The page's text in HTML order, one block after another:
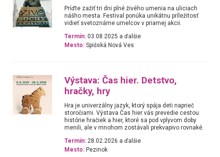
Príďte zažiť tri dni plné živého umenia na uliciach
nášho mesta. Festival ponúka unikátnu príležitosť
vidieť svetoznáme umelcov v priamej akcii.
Termín: 03.08.2025 a ďalšie
Mesto: Spišská Nová Ves
Výstava: Čas hier. Detstvo,
hračky, hry
Hra je univerzálny jazyk, ktorý spája deti naprieč
storočiami. Výstava Čas hier vás prevedie cestou
histórie hračiek a hier, ktoré sa pod vplyvom doby
menili, ale v mnohom zostávali prekvapivo rovnaké.
Termín: 28.02.2026 a ďalšie
Mesto: Pezinok